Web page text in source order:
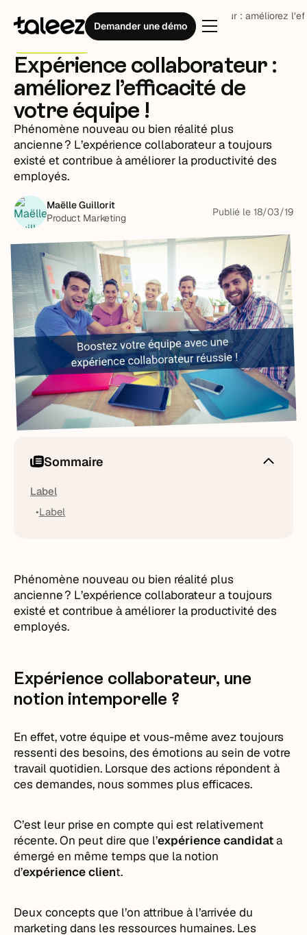
Demander une démo
Blog Stratégie RH Expérience collaborateur : améliorez
Expérience collaborateur :
améliorez l’efficacité de
votre équipe !
Phénomène nouveau ou bien réalité plus
ancienne ? L’expérience collaborateur a toujours
existé et contribue à améliorer la productivité des
employés.
Maëlle Guillorit
Product Marketing
Publié le 18/03/19
Sommaire
Label
Label
Phénomène nouveau ou bien réalité plus
ancienne ? L’expérience collaborateur a toujours
existé et contribue à améliorer la productivité des
employés.
Expérience collaborateur, une
notion intemporelle ?
En effet, votre équipe et vous-même avez toujours
ressenti des besoins, des émotions au sein de votre
travail quotidien. Lorsque des actions répondent à
ces demandes, nous sommes plus efficaces.
C’est leur prise en compte qui est relativement
récente. On peut dire que l’expérience candidata
émergé en même temps que la notion
d’expérience client.
Deux concepts que l’on attribue à l’arrivée du
marketing dans les ressources humaines. Les